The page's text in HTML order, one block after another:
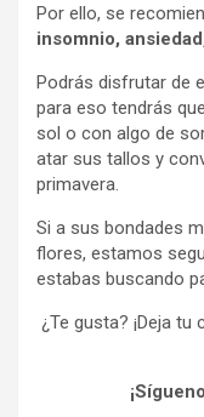
Por ello, se
insomnio,
Podrás disfrutar de
para eso tendrás
sol o con algo de
atar sus tallos y
primavera.
Si a sus bondades
flores, estamos
estabas buscando
¿Te gusta? ¡Deja